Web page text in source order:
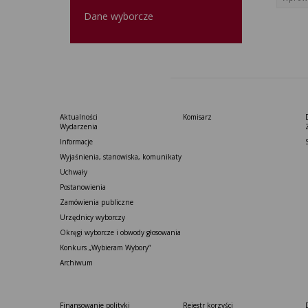
Dane wyborcze
Aktualności
Wydarzenia
Informacje
Wyjaśnienia, stanowiska, komunikaty
Uchwały
Postanowienia
Zamówienia publiczne
Urzędnicy wyborczy
Okręgi wyborcze i obwody głosowania
Konkurs „Wybieram Wybory”
Archiwum
Komisarz
Finansowanie polityki Rejestr korzyści